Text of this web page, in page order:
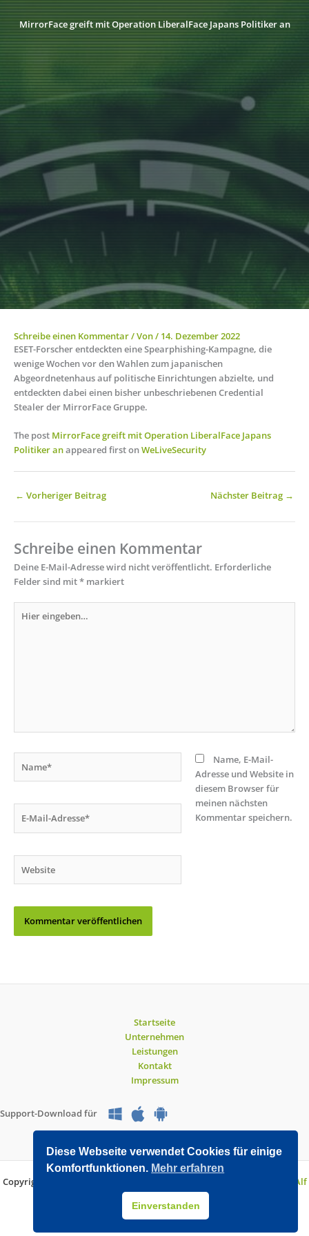
MirrorFace greift mit Operation LiberalFace Japans Politiker an
Schreibe einen Kommentar/ Von/ 14. Dezember 2022
ESET-Forscher entdeckten eine Spearphishing-Kampagne, die
wenige Wochen vor den Wahlen zum japanischen
Abgeordnetenhaus auf politische Einrichtungen abzielte, und
entdeckten dabei einen bisher unbeschriebenen Credential
Stealer der MirrorFace Gruppe.
The post MirrorFace greift mit Operation LiberalFace Japans
Politiker anappeared first onWeLiveSecurity
← Vorheriger Beitrag Nächster Beitrag →
Schreibe einen Kommentar
Deine E-Mail-Adresse wird nicht veröffentlicht. Erforderliche
Felder sind mit* markiert
eingeben…
Mail-
Name, E-Mail-
Adresse und Website in
diesem Browser für
meinen nächsten
Kommentar speichern.
Startseite
Unternehmen
Leistungen
Kontakt
Impressum
Support-Download für
Copyright © 2026 O&V DATEC GmbH | Entwickelt mit WordPress von
Alf
Drollinger
Diese Webseite verwendet Cookies für einige
Komfortfunktionen. Mehr erfahren
Einverstanden